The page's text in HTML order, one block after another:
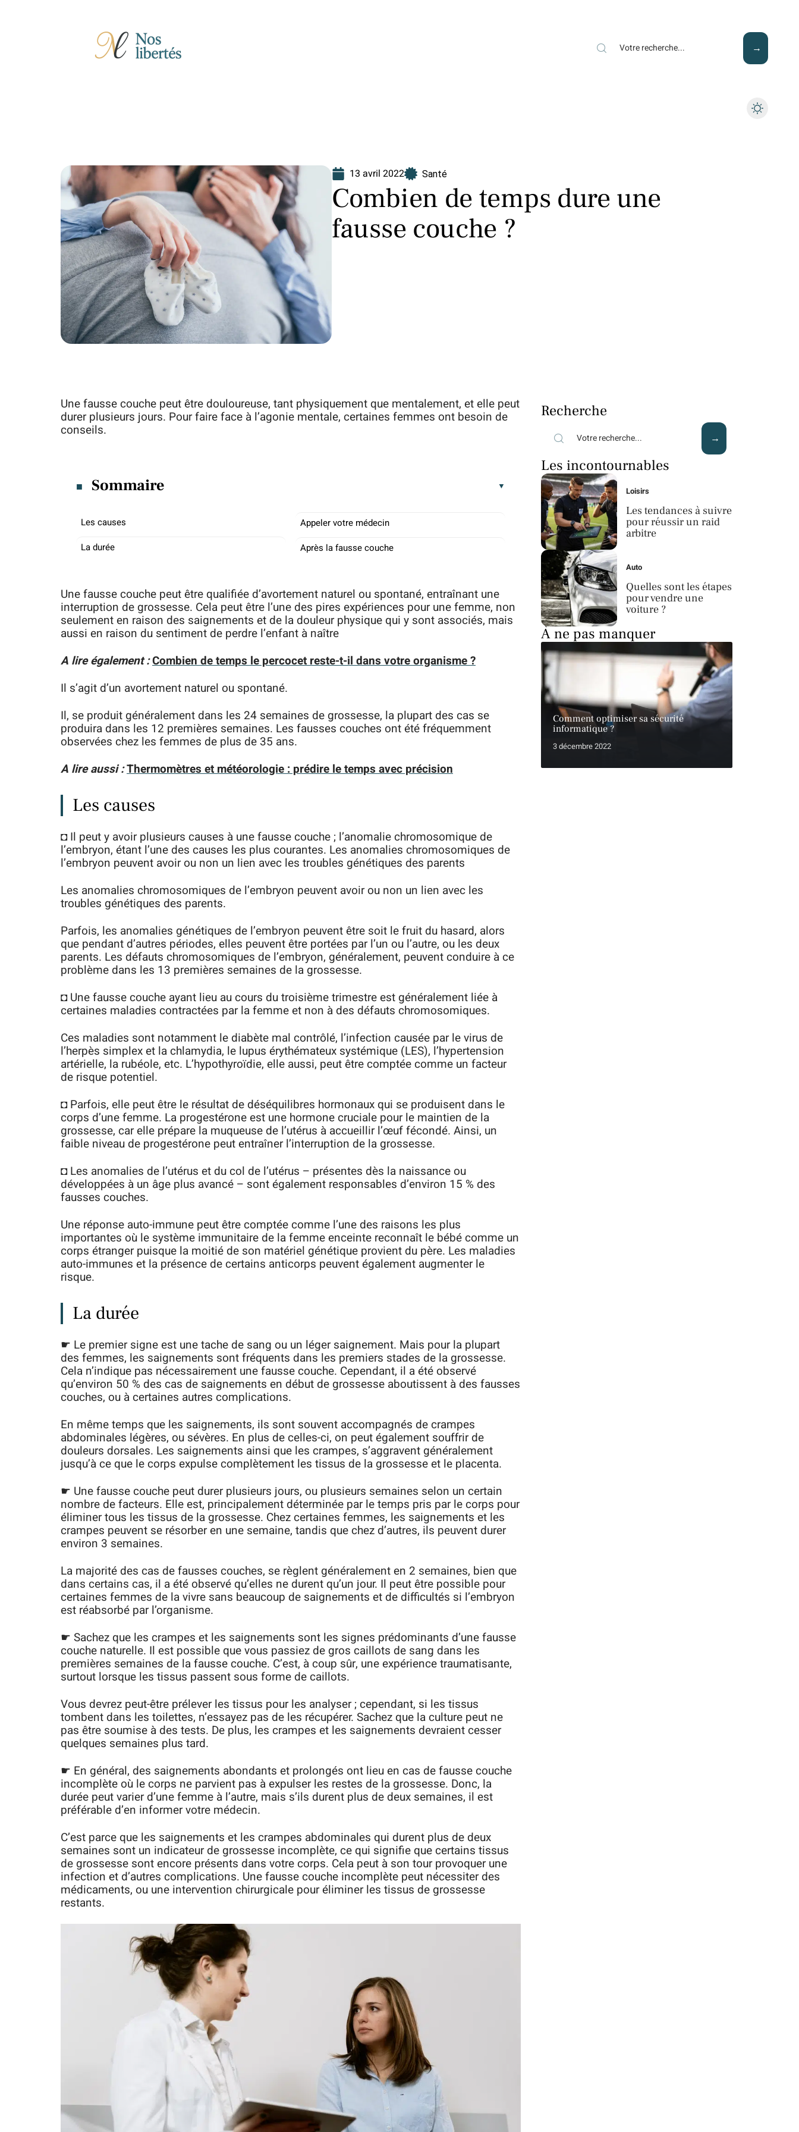
13 avril 2022 Santé
Combien de temps dure une
fausse couche ?
Une fausse couche peut être douloureuse, tant physiquement que mentalement, et elle peut
durer plusieurs jours. Pour faire face à l’agonie mentale, certaines femmes ont besoin de
conseils.
Sommaire
Les causes
La durée
Appeler votre médecin
Après la fausse couche
Une fausse couche peut être qualifiée d’avortement naturel ou spontané, entraînant une
interruption de grossesse. Cela peut être l’une des pires expériences pour une femme, non
seulement en raison des saignements et de la douleur physique qui y sont associés, mais
aussi en raison du sentiment de perdre l’enfant à naître
A lire également :Combien de temps le percocet reste-t-il dans votre organisme ?
Il s’agit d’un avortement naturel ou spontané.
Il, se produit généralement dans les 24 semaines de grossesse, la plupart des cas se
produira dans les 12 premières semaines. Les fausses couches ont été fréquemment
observées chez les femmes de plus de 35 ans.
A lire aussi :Thermomètres et météorologie : prédire le temps avec précision
Les causes
◘ Il peut y avoir plusieurs causes à une fausse couche ; l’anomalie chromosomique de
l’embryon, étant l’une des causes les plus courantes. Les anomalies chromosomiques de
l’embryon peuvent avoir ou non un lien avec les troubles génétiques des parents
Les anomalies chromosomiques de l’embryon peuvent avoir ou non un lien avec les
troubles génétiques des parents.
Parfois, les anomalies génétiques de l’embryon peuvent être soit le fruit du hasard, alors
que pendant d’autres périodes, elles peuvent être portées par l’un ou l’autre, ou les deux
parents. Les défauts chromosomiques de l’embryon, généralement, peuvent conduire à ce
problème dans les 13 premières semaines de la grossesse.
◘ Une fausse couche ayant lieu au cours du troisième trimestre est généralement liée à
certaines maladies contractées par la femme et non à des défauts chromosomiques.
Ces maladies sont notamment le diabète mal contrôlé, l’infection causée par le virus de
l’herpès simplex et la chlamydia, le lupus érythémateux systémique (LES), l’hypertension
artérielle, la rubéole, etc. L’hypothyroïdie, elle aussi, peut être comptée comme un facteur
de risque potentiel.
◘ Parfois, elle peut être le résultat de déséquilibres hormonaux qui se produisent dans le
corps d’une femme. La progestérone est une hormone cruciale pour le maintien de la
grossesse, car elle prépare la muqueuse de l’utérus à accueillir l’œuf fécondé. Ainsi, un
faible niveau de progestérone peut entraîner l’interruption de la grossesse.
◘ Les anomalies de l’utérus et du col de l’utérus – présentes dès la naissance ou
développées à un âge plus avancé – sont également responsables d’environ 15 % des
fausses couches.
Une réponse auto-immune peut être comptée comme l’une des raisons les plus
importantes où le système immunitaire de la femme enceinte reconnaît le bébé comme un
corps étranger puisque la moitié de son matériel génétique provient du père. Les maladies
auto-immunes et la présence de certains anticorps peuvent également augmenter le
risque.
La durée
☛ Le premier signe est une tache de sang ou un léger saignement. Mais pour la plupart
des femmes, les saignements sont fréquents dans les premiers stades de la grossesse.
Cela n’indique pas nécessairement une fausse couche. Cependant, il a été observé
qu’environ 50 % des cas de saignements en début de grossesse aboutissent à des fausses
couches, ou à certaines autres complications.
En même temps que les saignements, ils sont souvent accompagnés de crampes
abdominales légères, ou sévères. En plus de celles-ci, on peut également souffrir de
douleurs dorsales. Les saignements ainsi que les crampes, s’aggravent généralement
jusqu’à ce que le corps expulse complètement les tissus de la grossesse et le placenta.
☛ Une fausse couche peut durer plusieurs jours, ou plusieurs semaines selon un certain
nombre de facteurs. Elle est, principalement déterminée par le temps pris par le corps pour
éliminer tous les tissus de la grossesse. Chez certaines femmes, les saignements et les
crampes peuvent se résorber en une semaine, tandis que chez d’autres, ils peuvent durer
environ 3 semaines.
La majorité des cas de fausses couches, se règlent généralement en 2 semaines, bien que
dans certains cas, il a été observé qu’elles ne durent qu’un jour. Il peut être possible pour
certaines femmes de la vivre sans beaucoup de saignements et de difficultés si l’embryon
est réabsorbé par l’organisme.
☛ Sachez que les crampes et les saignements sont les signes prédominants d’une fausse
couche naturelle. Il est possible que vous passiez de gros caillots de sang dans les
premières semaines de la fausse couche. C’est, à coup sûr, une expérience traumatisante,
surtout lorsque les tissus passent sous forme de caillots.
Vous devrez peut-être prélever les tissus pour les analyser ; cependant, si les tissus
tombent dans les toilettes, n’essayez pas de les récupérer. Sachez que la culture peut ne
pas être soumise à des tests. De plus, les crampes et les saignements devraient cesser
quelques semaines plus tard.
☛ En général, des saignements abondants et prolongés ont lieu en cas de fausse couche
incomplète où le corps ne parvient pas à expulser les restes de la grossesse. Donc, la
durée peut varier d’une femme à l’autre, mais s’ils durent plus de deux semaines, il est
préférable d’en informer votre médecin.
C’est parce que les saignements et les crampes abdominales qui durent plus de deux
semaines sont un indicateur de grossesse incomplète, ce qui signifie que certains tissus
de grossesse sont encore présents dans votre corps. Cela peut à son tour provoquer une
infection et d’autres complications. Une fausse couche incomplète peut nécessiter des
médicaments, ou une intervention chirurgicale pour éliminer les tissus de grossesse
restants.
Recherche
Les incontournables
Loisirs
Les tendances à suivre
pour réussir un raid
arbitre
Auto
Quelles sont les étapes
pour vendre une
voiture ?
À ne pas manquer
Comment optimiser sa sécurité
informatique ?
3 décembre 2022